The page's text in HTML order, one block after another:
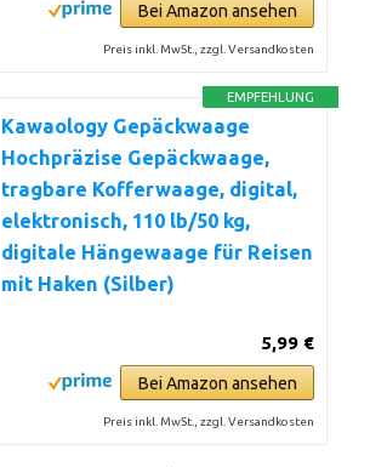
Bei Amazon ansehen
Preis inkl. MwSt., zzgl. Versandkosten
EMPFEHLUNG
Kawaology Gepäckwaage
Hochpräzise Gepäckwaage,
tragbare Kofferwaage, digital,
elektronisch, 110 lb/50 kg,
digitale Hängewaage für Reisen
mit Haken (Silber)
5,99 €
Bei Amazon ansehen
Preis inkl. MwSt., zzgl. Versandkosten